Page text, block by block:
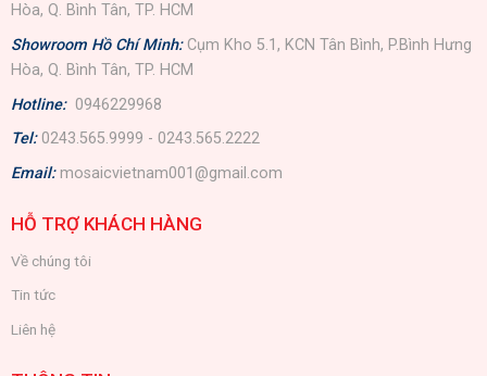
Hòa, Q. Bình Tân, TP. HCM
Showroom Hồ Chí Minh: Cụm Kho 5.1, KCN Tân Bình, P.Bình Hưng
Hòa, Q. Bình Tân, TP. HCM
Hotline: 0946229968
Tel: 0243.565.9999 - 0243.565.2222
Email: mosaicvietnam001@gmail.com
HỖ TRỢ KHÁCH HÀNG
Về chúng tôi
Tin tức
Liên hệ